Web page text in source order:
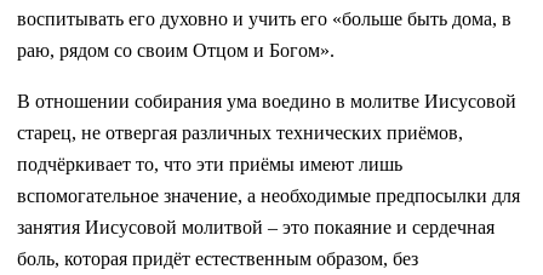
воспитывать его духовно и учить его «больше быть дома, в
раю, рядом со своим Отцом и Богом».
В отношении собирания ума воедино в молитве Иисусовой
старец, не отвергая различных технических приёмов,
подчёркивает то, что эти приёмы имеют лишь
вспомогательное значение, а необходимые предпосылки для
занятия Иисусовой молитвой – это покаяние и сердечная
боль, которая придёт естественным образом, без